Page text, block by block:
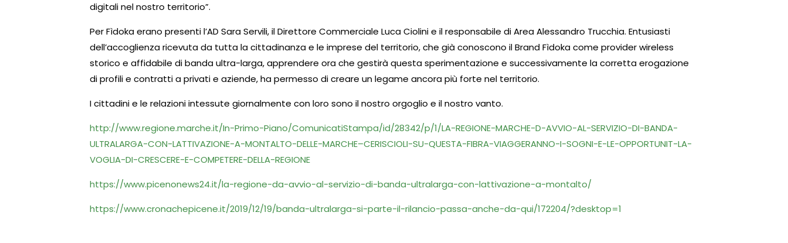
digitali nel nostro territorio”.
Per Fìdoka erano presenti l’AD Sara Servili, il Direttore Commerciale Luca Ciolini e il responsabile di Area Alessandro Trucchia. Entusiasti
dell’accoglienza ricevuta da tutta la cittadinanza e le imprese del territorio, che già conoscono il Brand Fìdoka come provider wireless
storico e affidabile di banda ultra-larga, apprendere ora che gestirà questa sperimentazione e successivamente la corretta erogazione
di profili e contratti a privati e aziende, ha permesso di creare un legame ancora più forte nel territorio.
I cittadini e le relazioni intessute giornalmente con loro sono il nostro orgoglio e il nostro vanto.
http://www.regione.marche.it/In-Primo-Piano/ComunicatiStampa/id/28342/p/1/LA-REGIONE-MARCHE-D-AVVIO-AL-SERVIZIO-DI-BANDA-
ULTRALARGA-CON-LATTIVAZIONE-A-MONTALTO-DELLE-MARCHE–CERISCIOLI-SU-QUESTA-FIBRA-VIAGGERANNO-I-SOGNI-E-LE-OPPORTUNIT-LA-
VOGLIA-DI-CRESCERE-E-COMPETERE-DELLA-REGIONE
https://www.picenonews24.it/la-regione-da-avvio-al-servizio-di-banda-ultralarga-con-lattivazione-a-montalto/
https://www.cronachepicene.it/2019/12/19/banda-ultralarga-si-parte-il-rilancio-passa-anche-da-qui/172204/?desktop=1